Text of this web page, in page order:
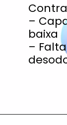
–
baixa
–